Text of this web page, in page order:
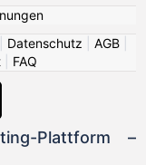
Datenschutz AGB
FAQ
Plattform –